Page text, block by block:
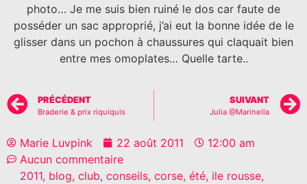
photo… Je me suis bien ruiné le dos car faute de
posséder un sac approprié, j’ai eut la bonne idée de le
glisser dans un pochon à chaussures qui claquait bien
entre mes omoplates… Quelle tarte..
PRÉCÉDENT
Braderie & prix riquiquis
SUIVANT
Julia @Marinella
Marie Luvpink 22 août 2011
12:00 am
Aucun commentaire
2011, blog, club, conseils, corse, été, ile rousse,